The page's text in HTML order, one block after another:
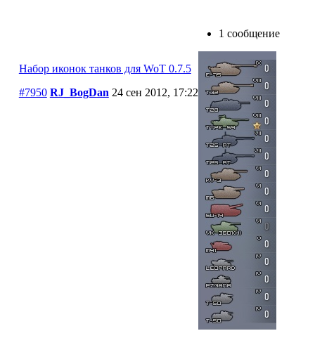
1 сообщение
Набор иконок танков для WoT 0.7.5
#7950 RJ_BogDan 24 сен 2012, 17:22